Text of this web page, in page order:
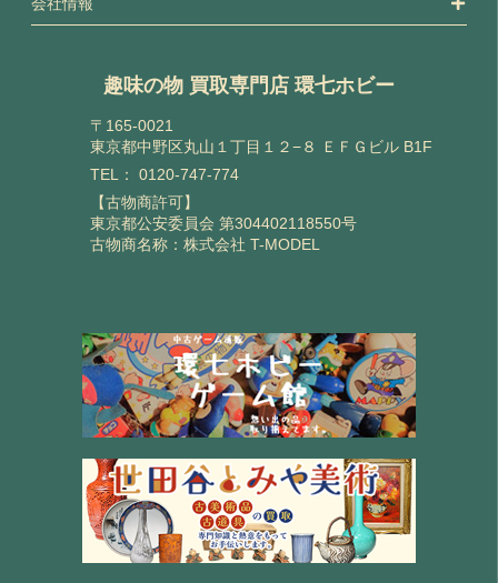
趣味の物 買取専門店 環七ホビー
〒165-0021
東京都中野区丸山１丁目１２−８ ＥＦＧビル B1F
TEL： 0120-747-774
【古物商許可】
東京都公安委員会 第304402118550号
古物商名称：株式会社 T-MODEL